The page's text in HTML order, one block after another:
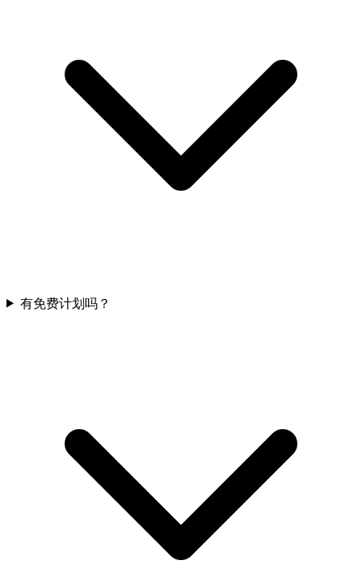
有免费计划吗？